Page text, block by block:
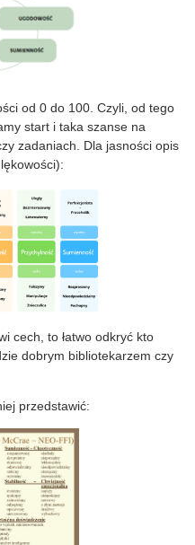
od 0 do 100. Czyli, od tego
start i taka szanse na
zadaniach. Dla jasności opis
cech, to łatwo odkryć kto
dobrym bibliotekarzem czy
przedstawić: